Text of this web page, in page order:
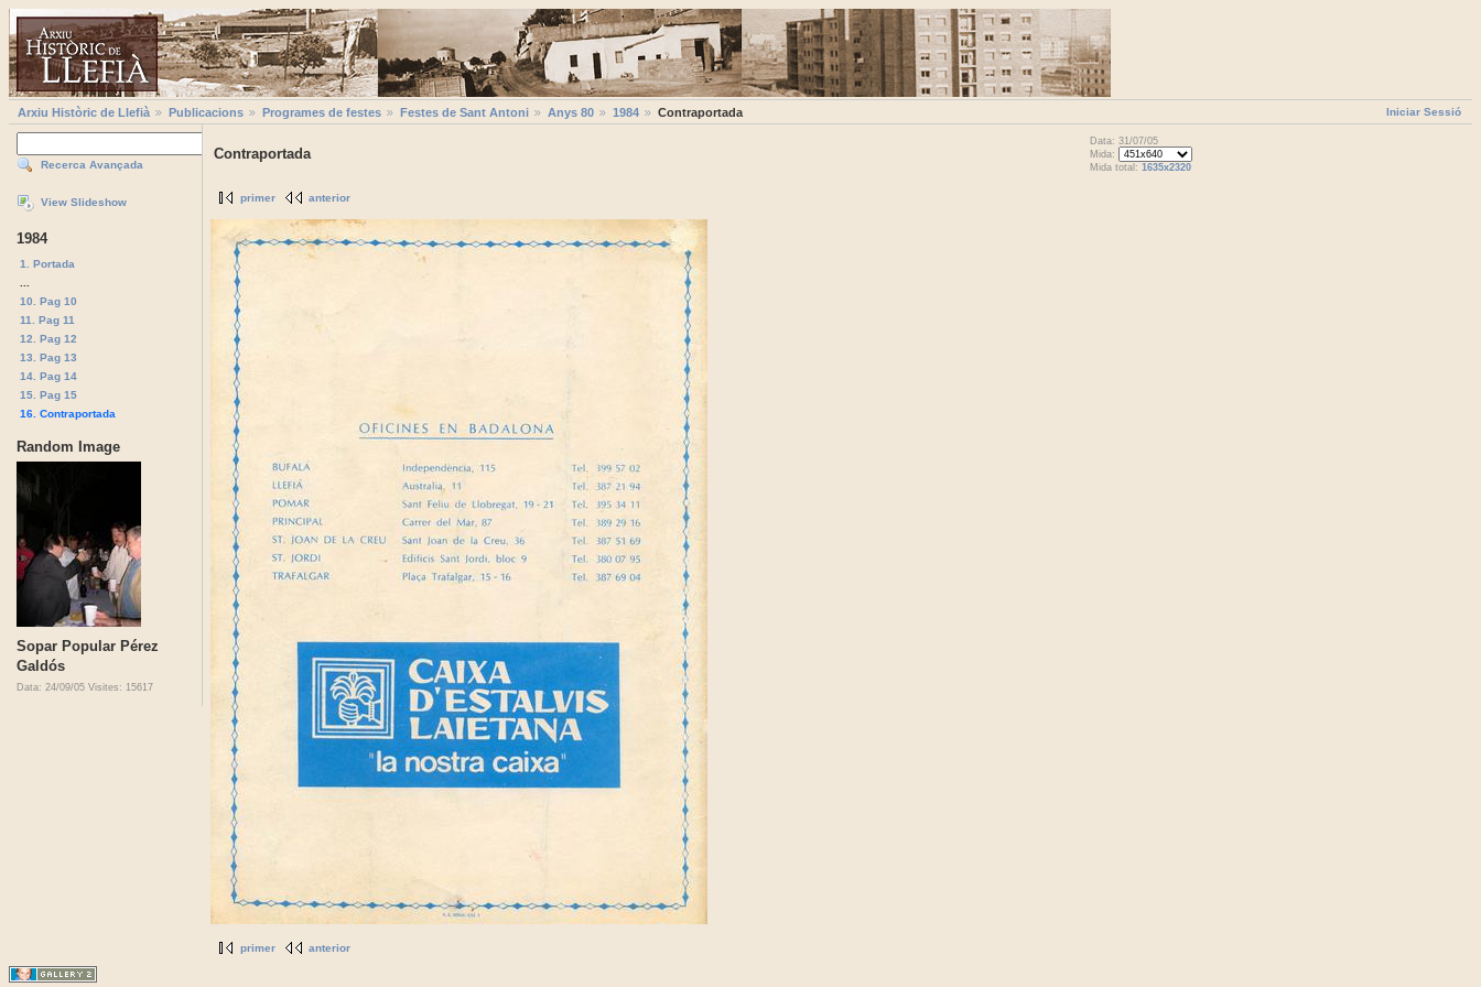
Iniciar Sessió
Arxiu Històric de Llefià Publicacions Programes de festes Festes de Sant Antoni Anys 80 1984 Contraportada
Recerca Avançada
View Slideshow
1984
1. Portada
10. Pag 10
11. Pag 11
12. Pag 12
13. Pag 13
14. Pag 14
15. Pag 15
16. Contraportada
Random Image
Sopar Popular Pérez
Galdós
Data: 24/09/05 Visites: 15617
Contraportada
Data: 31/07/05
Mida:
Mida total: 1635x2320
primer anterior
primer anterior